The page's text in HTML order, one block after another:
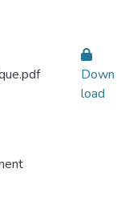
Down
load